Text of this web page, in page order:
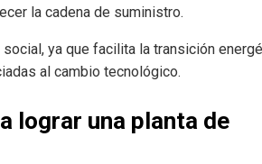
la cadena de suministro.
ya que facilita la transición
al cambio tecnológico.
lograr una planta de